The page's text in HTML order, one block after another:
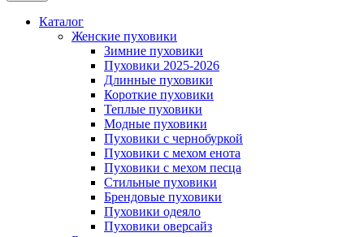
Каталог
Женские пуховики
Зимние пуховики
Пуховики 2025-2026
Длинные пуховики
Короткие пуховики
Теплые пуховики
Модные пуховики
Пуховики с чернобуркой
Пуховики с мехом енота
Пуховики с мехом песца
Стильные пуховики
Брендовые пуховики
Пуховики одеяло
Пуховики оверсайз